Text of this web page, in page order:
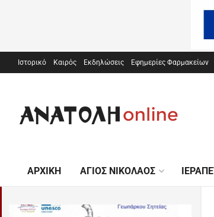
Ιστορικό Καιρός Εκδηλώσεις Εφημερίες Φαρμακείων
ΑΡΧΙΚΉ ΆΓΙΟΣ ΝΙΚΌΛΑΟΣ